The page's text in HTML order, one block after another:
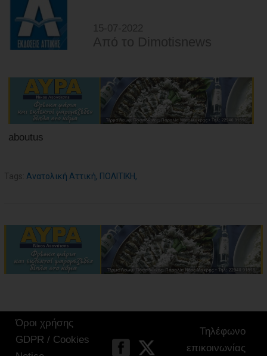
15-07-2022
Από τo Dimotisnews
aboutus
Tags: Ανατολική Αττική, ΠΟΛΙΤΙΚΗ,
Όροι χρήσης
GDPR / Cookies
Τηλέφωνο
επικοινωνίας